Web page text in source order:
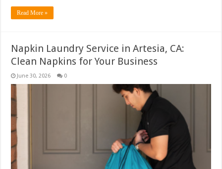
Read More »
Napkin Laundry Service in Artesia, CA:
Clean Napkins for Your Business
June 30, 2026 0